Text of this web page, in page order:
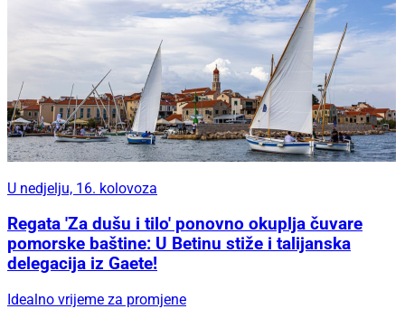
U nedjelju, 16. kolovoza
Regata 'Za dušu i tilo' ponovno okuplja čuvare
pomorske baštine: U Betinu stiže i talijanska
delegacija iz Gaete!
Idealno vrijeme za promjene